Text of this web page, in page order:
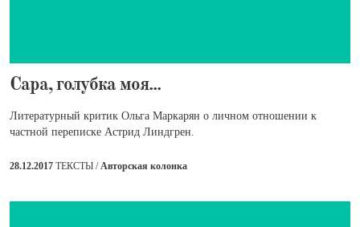
​Сара, голубка моя...
Литературный критик Ольга Маркарян о личном отношении к
частной переписке Астрид Линдгрен.
28.12.2017 ТЕКСТЫ /Авторская колонка